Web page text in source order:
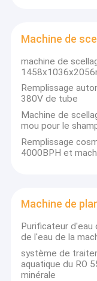
Machine de
Machine de
machine de
Cuve de
Herb Oil
Machine de
machine de
Remplissage
380V de tube
Machine de
mou pour le
Remplissage
4000BPH et
Machine de
Purificateur
de l'eau de la
système de
aquatique du RO
minérale
humain ». Sentez
plus amples